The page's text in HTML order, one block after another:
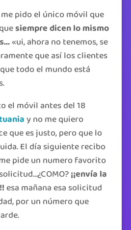
pido el único móvil que
siempre dicen lo mismo
«ui, ahora no tenemos, se
que así los clientes
todo el mundo está
el móvil antes del 18
y no me quiero
que es justo, pero que lo
El día siguiente recibo
pide un numero favorito
¡¡envía la
esa mañana esa solicitud
por un número que